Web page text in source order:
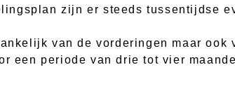
zijn er steeds tussentijdse
van de vorderingen maar ook
een periode van drie tot vier